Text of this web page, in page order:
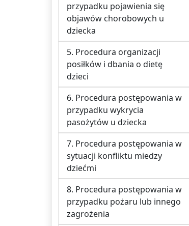
przypadku pojawienia się
objawów chorobowych u
dziecka
5. Procedura organizacji
posiłków i dbania o dietę
dzieci
6. Procedura postępowania w
przypadku wykrycia
pasożytów u dziecka
7. Procedura postępowania w
sytuacji konfliktu miedzy
dziećmi
8. Procedura postępowania w
przypadku pożaru lub innego
zagrożenia